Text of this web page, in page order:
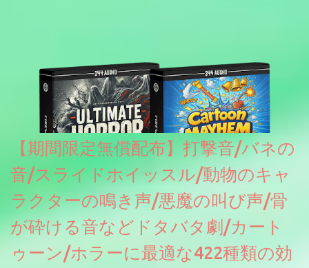
【期間限定無償配布】打撃音/バネの
音/スライドホイッスル/動物のキャ
ラクターの鳴き声/悪魔の叫び声/骨
が砕ける音などドタバタ劇/カート
ゥーン/ホラーに最適な422種類の効